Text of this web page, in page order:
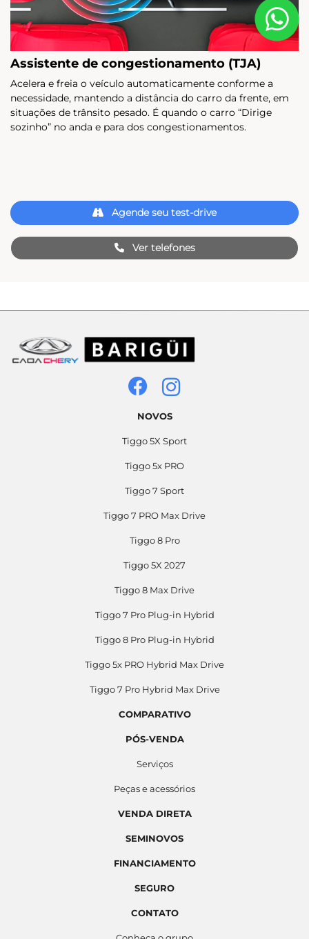
Assistente de congestionamento (TJA)
Acelera e freia o veículo automaticamente conforme a
necessidade, mantendo a distância do carro da frente, em
situações de trânsito pesado. É quando o carro “Dirige
sozinho” no anda e para dos congestionamentos.
Ver telefones
Agende seu test-drive
NOVOS
Tiggo 5X Sport
Tiggo 5x PRO
Tiggo 7 Sport
Tiggo 7 PRO Max Drive
Tiggo 8 Pro
Tiggo 5X 2027
Tiggo 8 Max Drive
Tiggo 7 Pro Plug-in Hybrid
Tiggo 8 Pro Plug-in Hybrid
Tiggo 5x PRO Hybrid Max Drive
Tiggo 7 Pro Hybrid Max Drive
COMPARATIVO
PÓS-VENDA
Serviços
Peças e acessórios
VENDA DIRETA
SEMINOVOS
FINANCIAMENTO
SEGURO
CONTATO